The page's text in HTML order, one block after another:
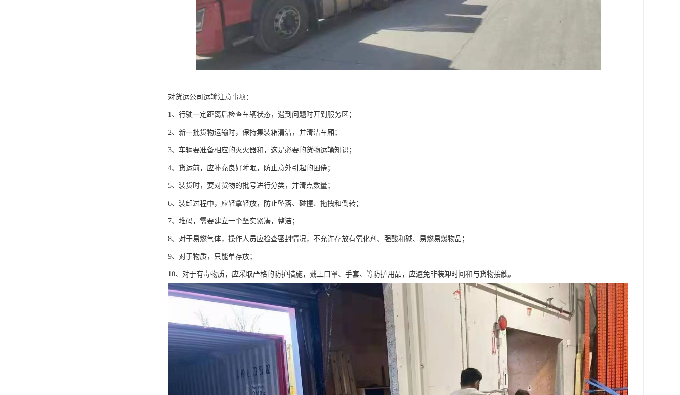
对货运公司运输注意事项：
1、行驶一定距离后检查车辆状态，遇到问题时开到服务区；
2、新一批货物运输时，保持集装箱清洁，并清洁车厢；
3、车辆要准备相应的灭火器和，这是必要的货物运输知识；
4、货运前，应补充良好睡眠，防止意外引起的困倦；
5、装货时，要对货物的批号进行分类，并清点数量；
6、装卸过程中，应轻拿轻放，防止坠落、碰撞、拖拽和倒转；
7、堆码，需要建立一个坚实紧凑，整洁；
8、对于易燃气体，操作人员应检查密封情况，不允许存放有氧化剂、强酸和碱、易燃易爆物品；
9、对于物质，只能单存放；
10、对于有毒物质，应采取严格的防护措施，戴上口罩、手套、等防护用品，应避免非装卸时间和与货物接触。